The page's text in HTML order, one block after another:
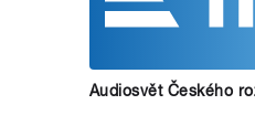
Audiosvět Českého